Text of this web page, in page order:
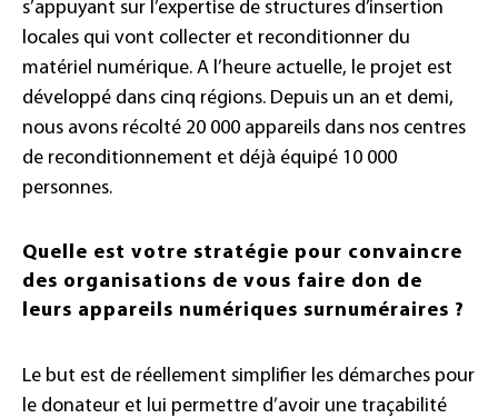
s’appuyant sur l’expertise de structures d’insertion
locales qui vont collecter et reconditionner du
matériel numérique. A l’heure actuelle, le projet est
développé dans cinq régions. Depuis un an et demi,
nous avons récolté 20 000 appareils dans nos centres
de reconditionnement et déjà équipé 10 000
personnes.
Quelle est votre stratégie pour convaincre
des organisations de vous faire don de
leurs appareils numériques surnuméraires ?
Le but est de réellement simplifier les démarches pour
le donateur et lui permettre d’avoir une traçabilité